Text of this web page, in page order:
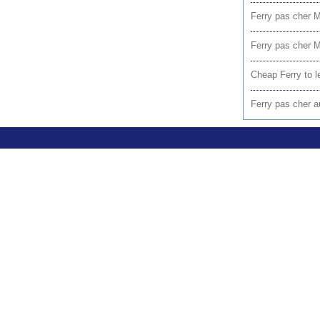
Ferry pas cher
Ferry pas cher
Cheap Ferry to
Ferry pas cher